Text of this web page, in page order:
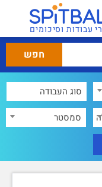
עבודות וסיכומים
סמסטר